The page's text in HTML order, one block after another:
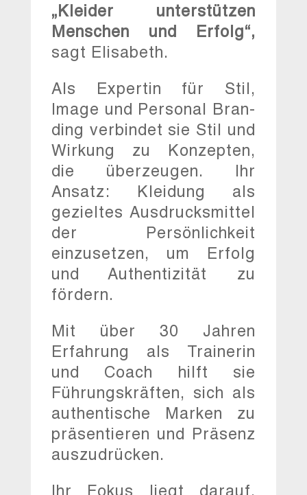
„Kleider unterstützen
Menschen und Erfolg“,
sagt Elisabeth.
Als Expertin für Stil,
Image und Personal Bran-
ding verbindet sie Stil und
Wirkung zu Konzepten,
die überzeugen. Ihr
Ansatz: Kleidung als
gezieltes Ausdrucksmittel
der Persönlichkeit
einzusetzen, um Erfolg
und Authentizität zu
fördern.
Mit über 30 Jahren
Erfahrung als Trainerin
und Coach hilft sie
Führungskräften, sich als
authentische Marken zu
präsentieren und Präsenz
auszudrücken.
Ihr Fokus liegt darauf,